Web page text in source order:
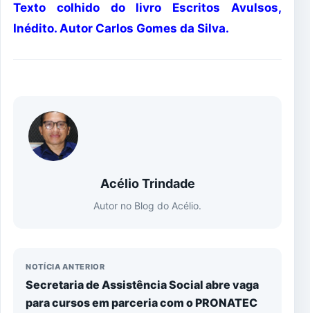
Texto colhido do livro Escritos Avulsos,
Inédito. Autor Carlos Gomes da Silva.
Acélio Trindade
Autor no Blog do Acélio.
NOTÍCIA ANTERIOR
Secretaria de Assistência Social abre vaga
para cursos em parceria com o PRONATEC